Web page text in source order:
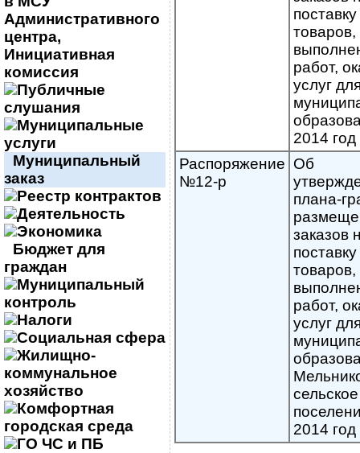
Административного
центра,
Инициативная
комиссия
Публичные
слушания
Муниципальные
услуги
Муниципальный
заказ
Реестр контрактов
Деятельность
Экономика
Бюджет для
граждан
Муниципальный
контроль
Налоги
Социальная сфера
Жилищно-
коммунальное
хозяйство
Комфортная
городская среда
ГО ЧС и ПБ
поставку
товаров,
работ,
услуг
2014 год
Распоряжение
№12-р
Об
плана-
заказов
поставку
товаров,
работ,
услуг
сельское
2014 год